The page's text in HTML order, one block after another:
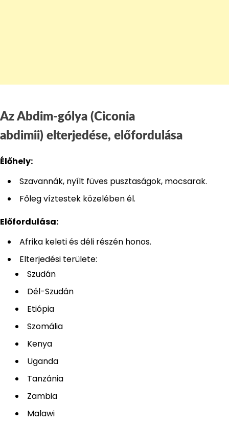
Az Abdim-gólya (Ciconia
abdimii) elterjedése, előfordulása
Élőhely:
Szavannák, nyílt füves pusztaságok, mocsarak.
Főleg víztestek közelében él.
Előfordulása:
Afrika keleti és déli részén honos.
Elterjedési területe:
Szudán
Dél-Szudán
Etiópia
Szomália
Kenya
Uganda
Tanzánia
Zambia
Malawi